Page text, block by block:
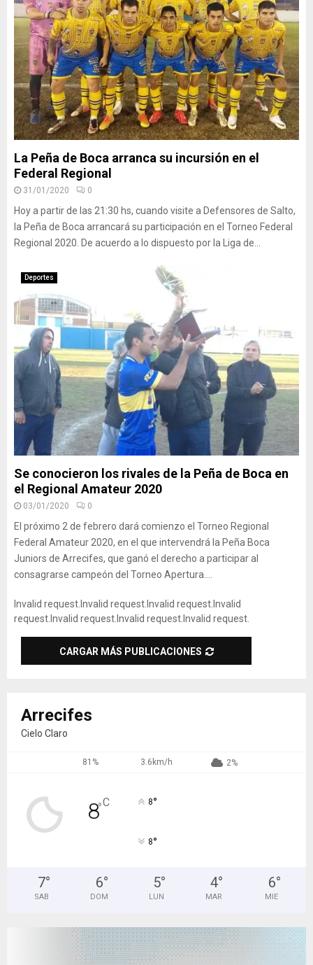
La Peña de Boca arranca su incursión en el
Federal Regional
31/01/2020 0
Hoy a partir de las 21:30 hs, cuando visite a Defensores de Salto,
la Peña de Boca arrancará su participación en el Torneo Federal
Regional 2020. De acuerdo a lo dispuesto por la Liga de...
Deportes
Se conocieron los rivales de la Peña de Boca en
el Regional Amateur 2020
03/01/2020 0
El próximo 2 de febrero dará comienzo el Torneo Regional
Federal Amateur 2020, en el que intervendrá la Peña Boca
Juniors de Arrecifes, que ganó el derecho a participar al
consagrarse campeón del Torneo Apertura....
Invalid request. Invalid request. Invalid request. Invalid
request. Invalid request. Invalid request. Invalid request.
CARGAR MÁS PUBLICACIONES
Arrecifes
Cielo Claro
81% 3.6km/h 2%
8°C 8°
8°
7°
SAB
6°
DOM
5°
LUN
4°
MAR
6°
MIE